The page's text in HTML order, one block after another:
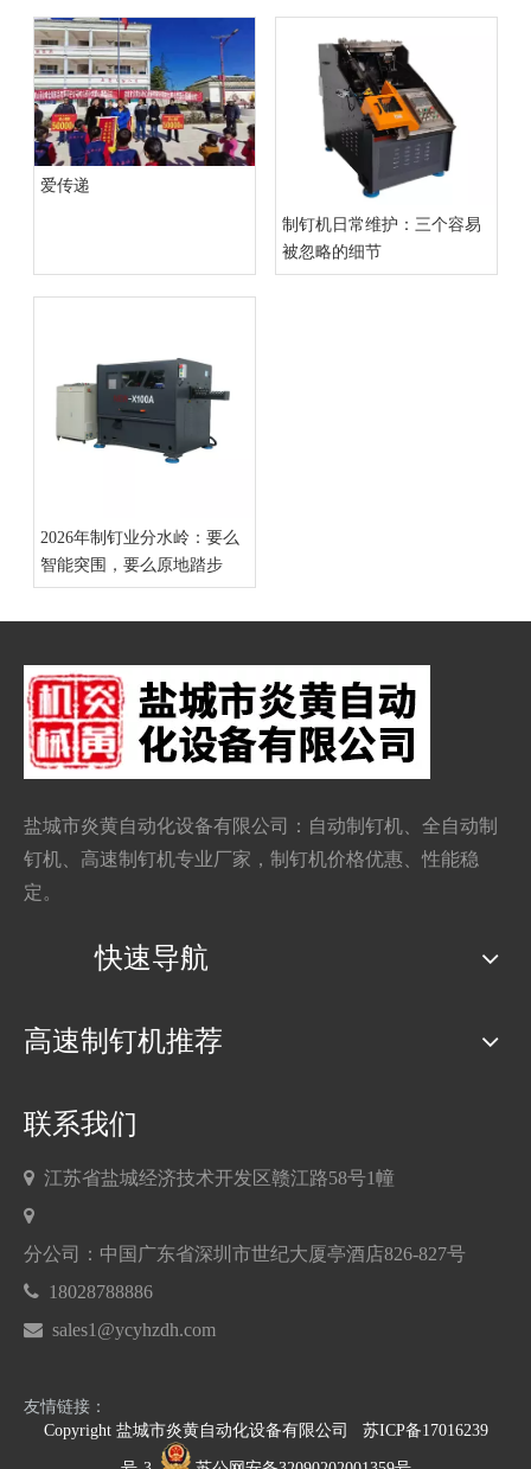
爱传递
制钉机日常维护：三个容易
被忽略的细节
2026年制钉业分水岭：要么
智能突围，要么原地踏步
盐城市炎黄自动化设备有限公司：自动制钉机 、全自动制
钉机、 高速制钉机专业厂家，制钉机价格优惠、性能稳
定。
快速导航
高速制钉机推荐
联系我们
 江苏省盐城经济技术开发区赣江路58号1幢

分公司：中国广东省深圳市世纪大厦亭酒店826-827号
 18028788886
 sales1@ycyhzdh.com
友情链接：
Copyright 盐城市炎黄自动化设备有限公司 苏ICP备17016239